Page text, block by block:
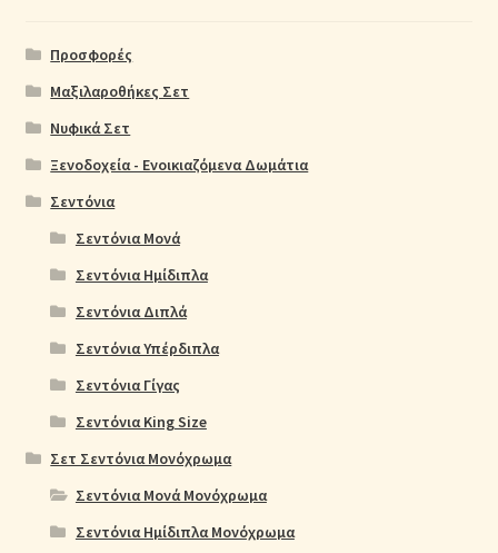
Προσφορές
Μαξιλαροθήκες Σετ
Νυφικά Σετ
Ξενοδοχεία - Ενοικιαζόμενα Δωμάτια
Σεντόνια
Σεντόνια Μονά
Σεντόνια Ημίδιπλα
Σεντόνια Διπλά
Σεντόνια Υπέρδιπλα
Σεντόνια Γίγας
Σεντόνια King Size
Σετ Σεντόνια Μονόχρωμα
Σεντόνια Μονά Μονόχρωμα
Σεντόνια Ημίδιπλα Μονόχρωμα